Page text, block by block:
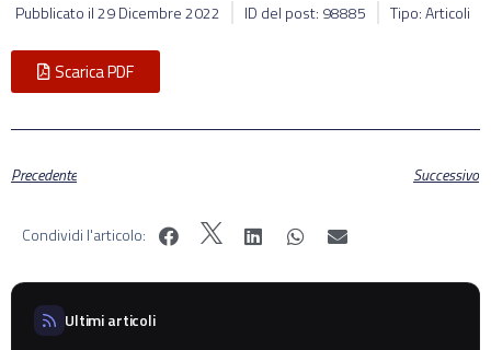
Pubblicato il29 Dicembre 2022 ID del post: 98885 Tipo: Articoli
Scarica PDF
Precedente Successivo
Condividi l'articolo:
Ultimi articoli